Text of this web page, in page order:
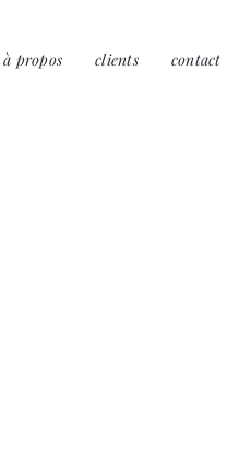
à propos clients contact